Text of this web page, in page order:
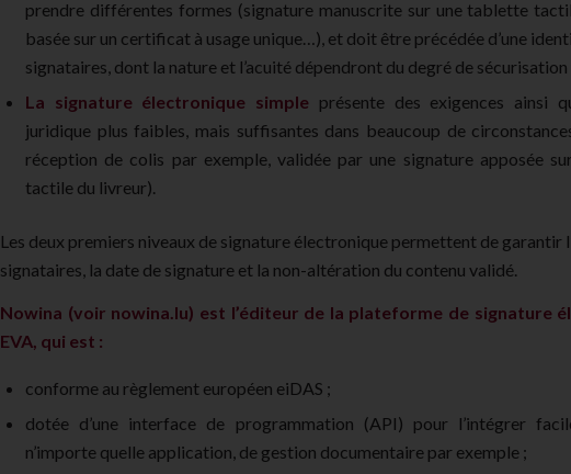
prendre différentes formes (signature manuscrite sur une tablette
basée sur un certificat à usage unique…), et doit être précédée d’une
signataires, dont la nature et l’acuité dépendront du degré de sécurisation
La signature électronique simple présente des exigences ainsi
juridique plus faibles, mais suffisantes dans beaucoup de
réception de colis par exemple, validée par une signature apposée
tactile du livreur).
Les deux premiers niveaux de signature électronique permettent de garantir
signataires, la date de signature et la non-altération du contenu validé.
Nowina (voir nowina.lu) est l’éditeur de la plateforme de signature
EVA, qui est :
conforme au règlement européen eiDAS ;
dotée d’une interface de programmation (API) pour l’intégrer
n’importe quelle application, de gestion documentaire par exemple ;